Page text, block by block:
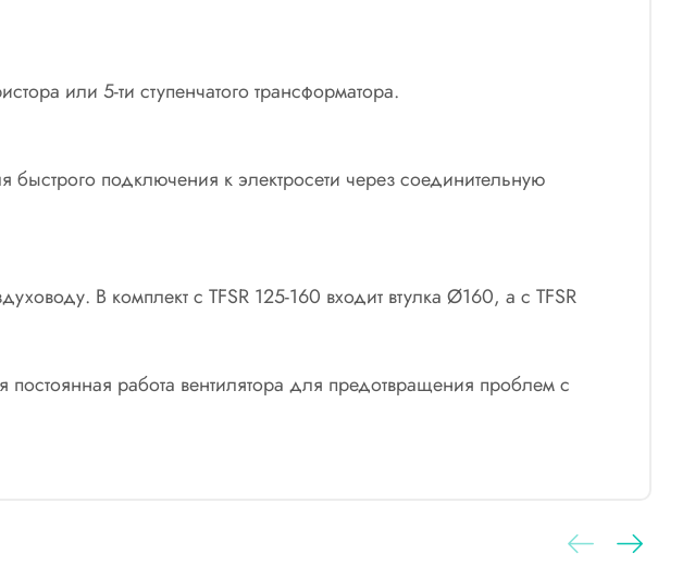
или 5-ти ступенчатого трансформатора.
подключения к электросети через соединительную
В комплект с TFSR 125-160 входит втулка Ø160, а с TFSR
постоянная работа вентилятора для предотвращения проблем с